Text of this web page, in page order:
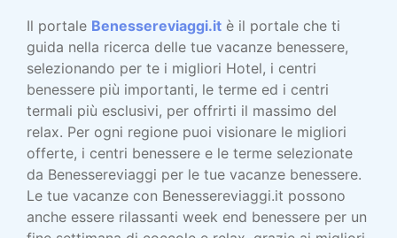
Il portale Benessereviaggi.it è il portale che ti
guida nella ricerca delle tue vacanze benessere,
selezionando per te i migliori Hotel, i centri
benessere più importanti, le terme ed i centri
termali più esclusivi, per offrirti il massimo del
relax. Per ogni regione puoi visionare le migliori
offerte, i centri benessere e le terme selezionate
da Benessereviaggi per le tue vacanze benessere.
Le tue vacanze con Benessereviaggi.it possono
anche essere rilassanti week end benessere per un